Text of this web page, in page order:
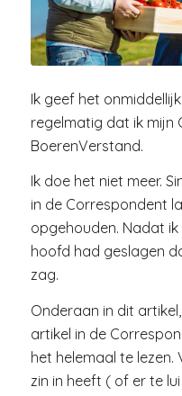
Ik geef het
regelmatig dat ik mijn
BoerenVerstand.
Ik doe het niet meer.
in de Correspondent
opgehouden. Nadat
hoofd had geslagen
zag.
Onderaan in dit
artikel in de
het helemaal te
zin in heeft ( of er te